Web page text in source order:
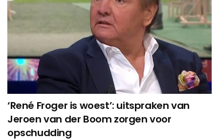
‘René Froger is woest’: uitspraken van
Jeroen van der Boom zorgen voor
opschudding